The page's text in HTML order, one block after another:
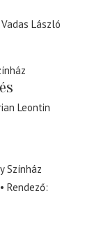
Vadas László
Leontin
Színház
Rendező